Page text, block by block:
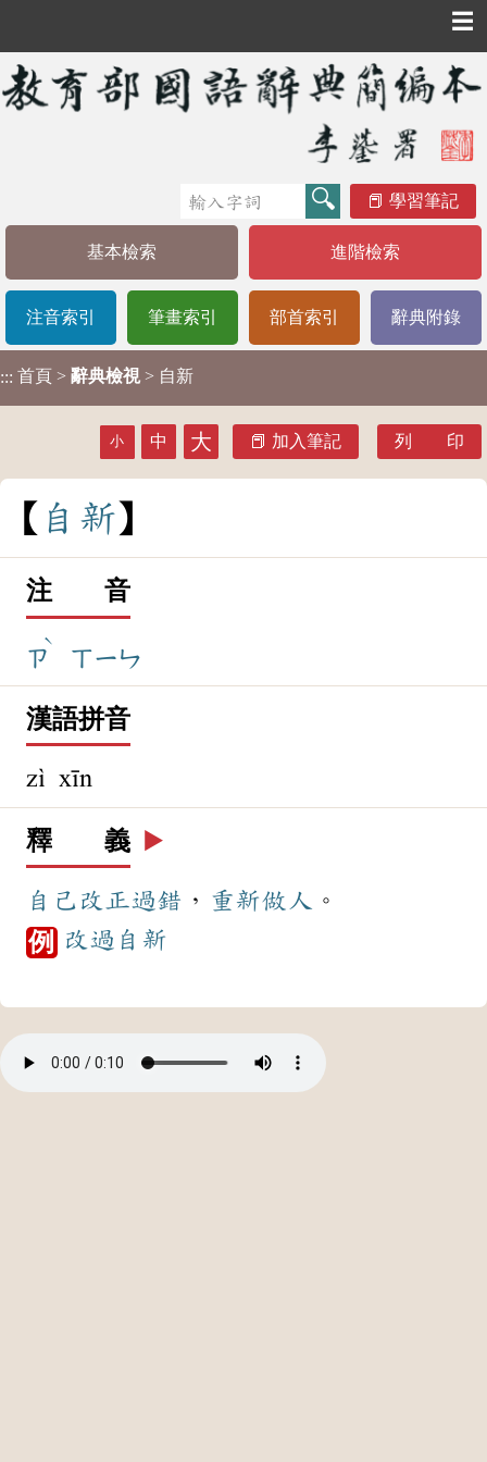
☰
學習筆記
基本檢索 進階檢索
注音索引 筆畫索引 部首索引 辭典附錄
::: 首頁 > 辭典檢視 > 自新
小 中 大 加入筆記 列 印
自 新
注 音
ㄗ
ˋ
ㄒㄧㄣ
漢語拼音
zì xīn
釋 義 ▶️
自己 改正過錯 ， 重新做人 。
例 改過自新